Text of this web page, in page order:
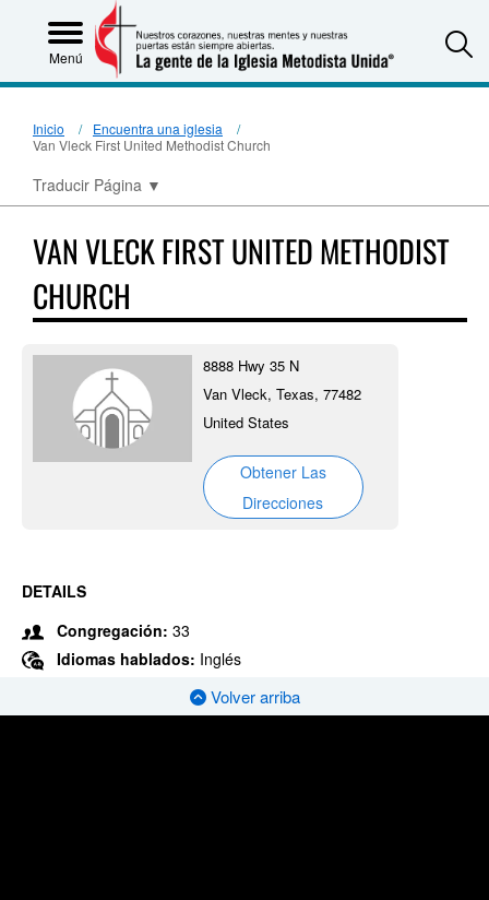
Menú
Inicio
Encuentra una iglesia
Van Vleck First United Methodist Church
Traducir Página ▼
VAN VLECK FIRST UNITED METHODIST
CHURCH
8888 Hwy 35 N
Van Vleck, Texas, 77482
United States
Obtener Las
Direcciones
DETAILS
Congregación: 33
Idiomas hablados: Inglés
Volver arriba